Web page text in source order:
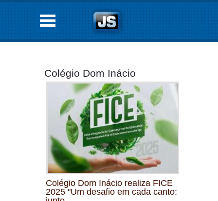
Colégio Dom Inácio
Colégio Dom Inácio realiza FICE
2025 "Um desafio em cada canto: